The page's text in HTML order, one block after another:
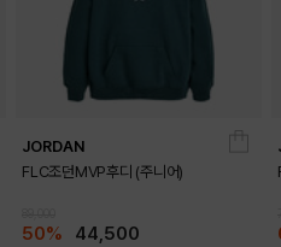
JORDAN
FLC조던MVP후디 (주니어)
50% 44,500